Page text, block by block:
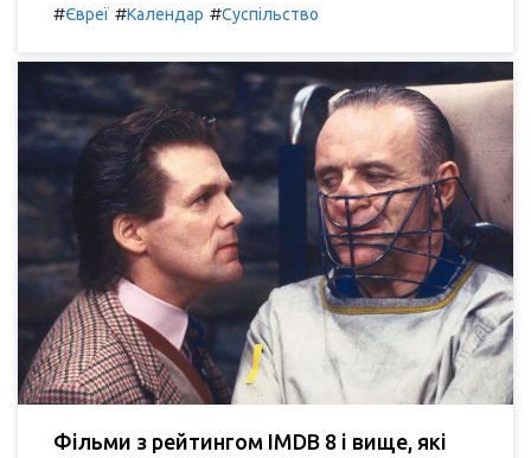
#Євреї #Календар #Суспільство
Фільми з рейтингом IMDB 8 і вище, які